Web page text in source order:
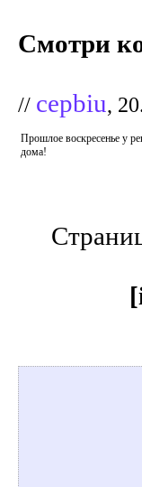
Смотри
// cepbiu,
Прошлое воскресенье у
дома!